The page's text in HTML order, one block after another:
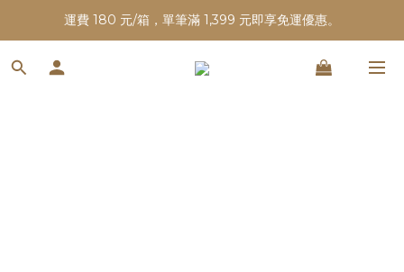
運費 180 元/箱，單筆滿 1,399 元即享免運優惠。